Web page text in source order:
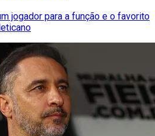
jogador para a função e o favorito